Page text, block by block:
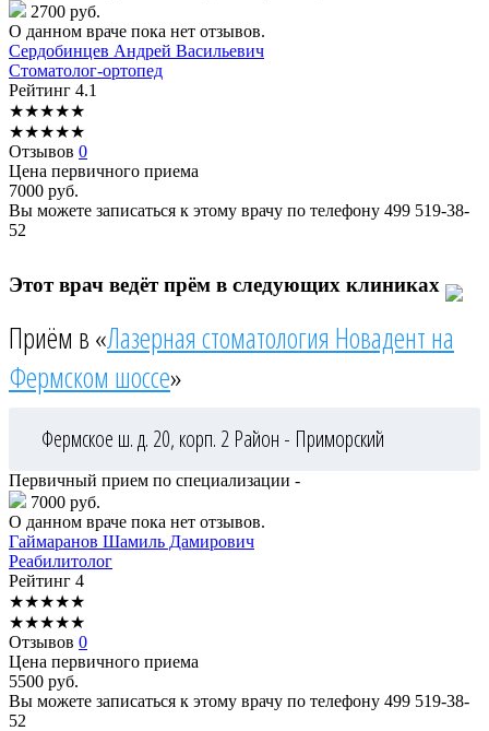
2700 руб.
О данном враче пока нет отзывов.
Сердобинцев Андрей Васильевич
Стоматолог-ортопед
Рейтинг 4.1
★★★★★
★★★★★
Отзывов 0
Цена первичного приема
7000 руб.
Вы можете записаться к этому врачу по телефону 499 519-38-
52
Этот врач ведёт прём в следующих клиниках
Приём в «Лазерная стоматология Новадент на
Фермском шоссе»
Фермское ш. д. 20, корп. 2 Район - Приморский
Первичный прием по специализации -
7000 руб.
О данном враче пока нет отзывов.
Гаймаранов Шамиль Дамирович
Реабилитолог
Рейтинг 4
★★★★★
★★★★★
Отзывов 0
Цена первичного приема
5500 руб.
Вы можете записаться к этому врачу по телефону 499 519-38-
52